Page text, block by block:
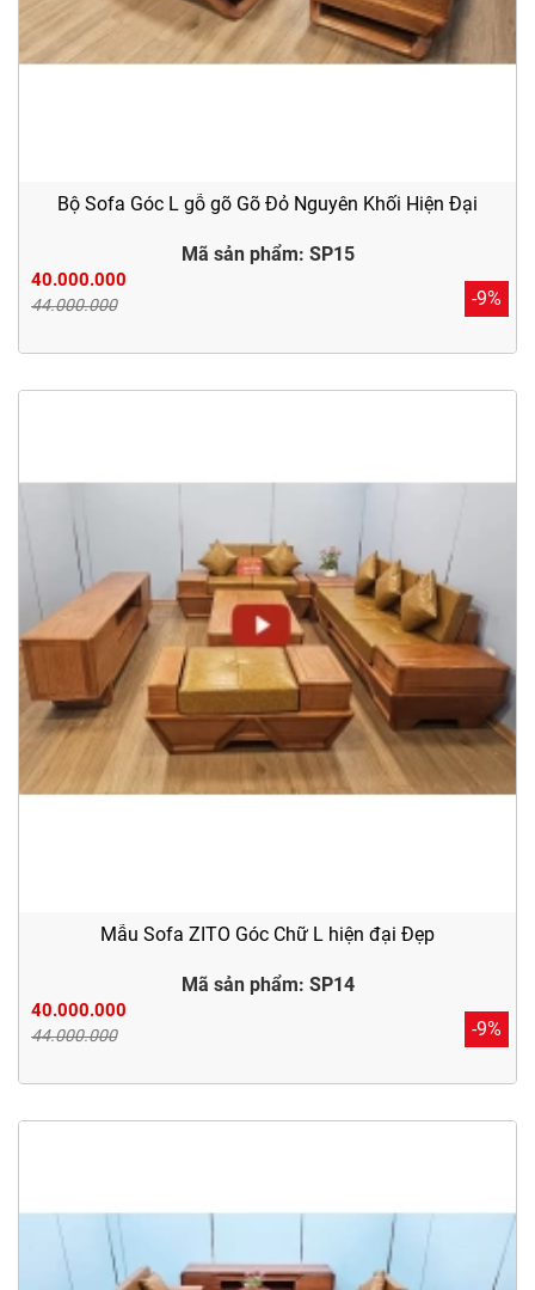
Bộ Sofa Góc L gỗ gõ Gõ Đỏ Nguyên Khối Hiện Đại
Mã sản phẩm: SP15
40.000.000
44.000.000 -9%
Mẫu Sofa ZITO Góc Chữ L hiện đại Đẹp
Mã sản phẩm: SP14
40.000.000
44.000.000 -9%